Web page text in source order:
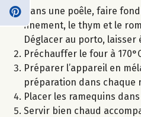
Dans une poêle, faire
finement, le thym et le
Déglacer au porto, laisser
Préchauffer le four à
Préparer l’appareil en
préparation dans chaque
Placer les ramequins
Servir bien chaud